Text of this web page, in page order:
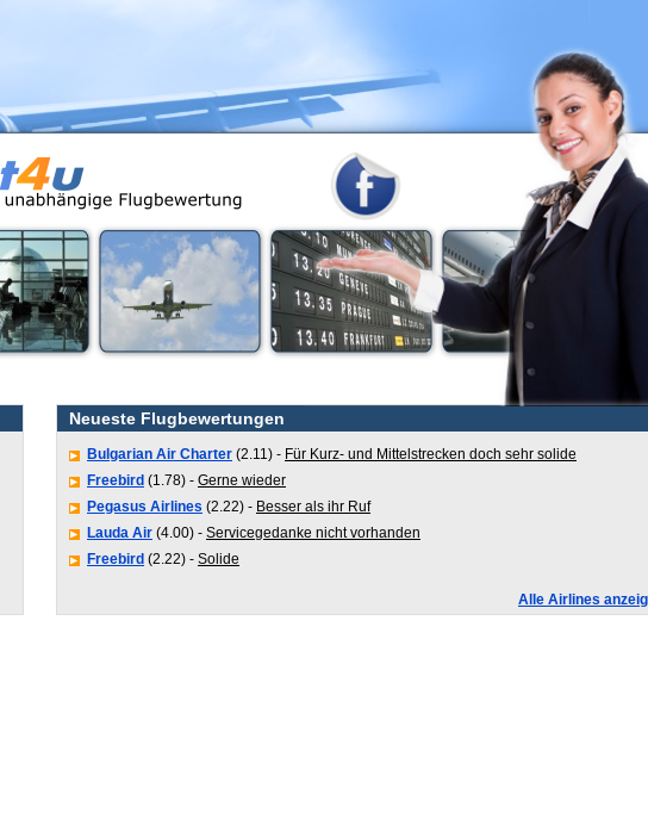
Neueste Flugbewertungen
Bulgarian Air Charter (2.11) - Für Kurz- und Mittelstrecken doch sehr solide
Freebird (1.78) - Gerne wieder
Pegasus Airlines (2.22) - Besser als ihr Ruf
Lauda Air (4.00) - Servicegedanke nicht vorhanden
Freebird (2.22) - Solide
Alle Airlines